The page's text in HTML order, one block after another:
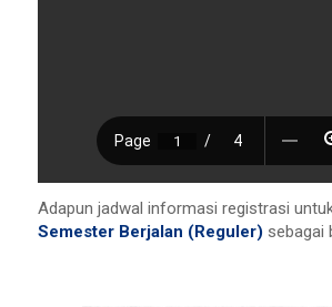
Adapun jadwal informasi registrasi
Semester Berjalan (Reguler) sebagai